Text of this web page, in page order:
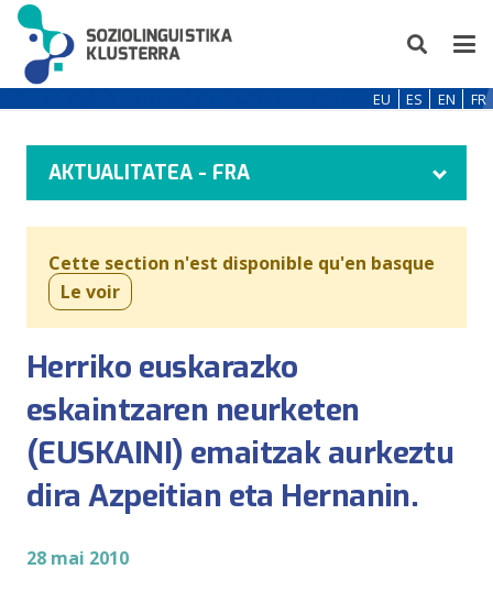
EU ES EN FR
AKTUALITATEA - FRA
Cette section n'est disponible qu'en basque
Le voir
Herriko euskarazko
eskaintzaren neurketen
(EUSKAINI) emaitzak aurkeztu
dira Azpeitian eta Hernanin.
28 mai 2010